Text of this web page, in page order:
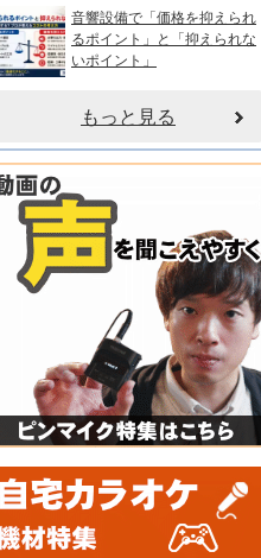
音響設備で「価格を抑えられ
るポイント」と「抑えられな
いポイント」
もっと見る